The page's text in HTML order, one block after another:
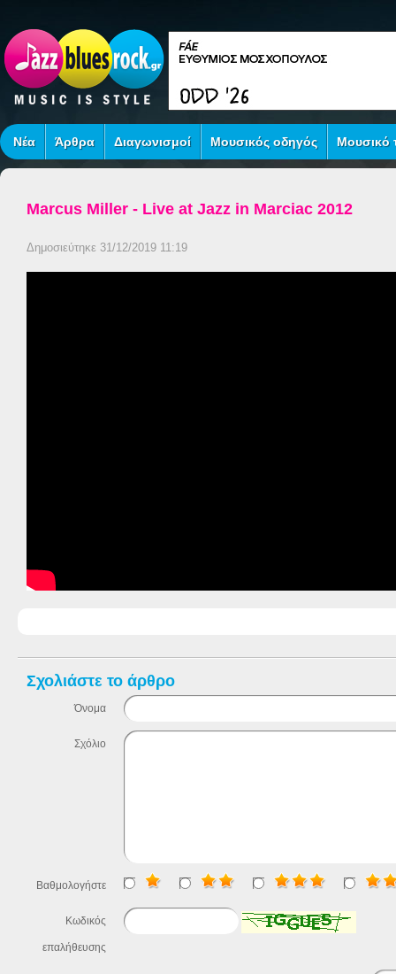
Νέα Άρθρα Διαγωνισμοί Μουσικός οδηγός Μουσικό
Marcus Miller - Live at Jazz in Marciac 2012
Δημοσιεύτηκε 31/12/2019 11:19
Σχολιάστε το άρθρο
Όνομα
Σχόλιο
Βαθμολογήστε
Κωδικός
επαλήθευσης